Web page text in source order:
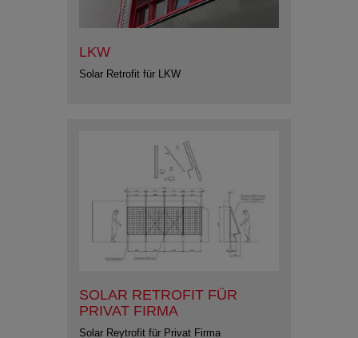
LKW
Solar Retrofit für LKW
SOLAR RETROFIT FÜR
PRIVAT FIRMA
Solar Reytrofit für Privat Firma